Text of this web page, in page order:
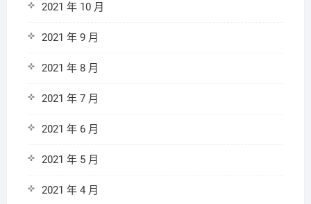
2021 年 10 月
2021 年 9 月
2021 年 8 月
2021 年 7 月
2021 年 6 月
2021 年 5 月
2021 年 4 月